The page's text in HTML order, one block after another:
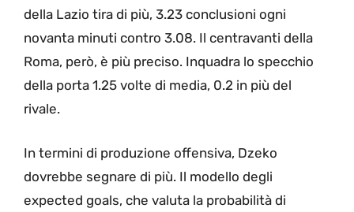
della Lazio tira di più, 3.23 conclusioni ogni
novanta minuti contro 3.08. Il centravanti della
Roma, però, è più preciso. Inquadra lo specchio
della porta 1.25 volte di media, 0.2 in più del
rivale.
In termini di produzione offensiva, Dzeko
dovrebbe segnare di più. Il modello degli
expected goals, che valuta la probabilità di